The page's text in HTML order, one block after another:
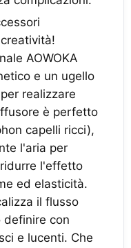
AOWOKA
e un ugello
realizzare
è perfetto
capelli ricci),
l'aria per
l'effetto
ed elasticità.
il flusso
definire con
e lucenti. Che